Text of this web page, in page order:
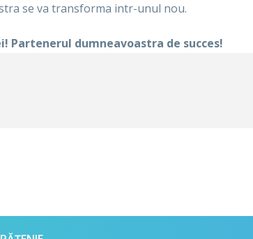
se va transforma intr-unul nou.
Partenerul dumneavoastra de succes!